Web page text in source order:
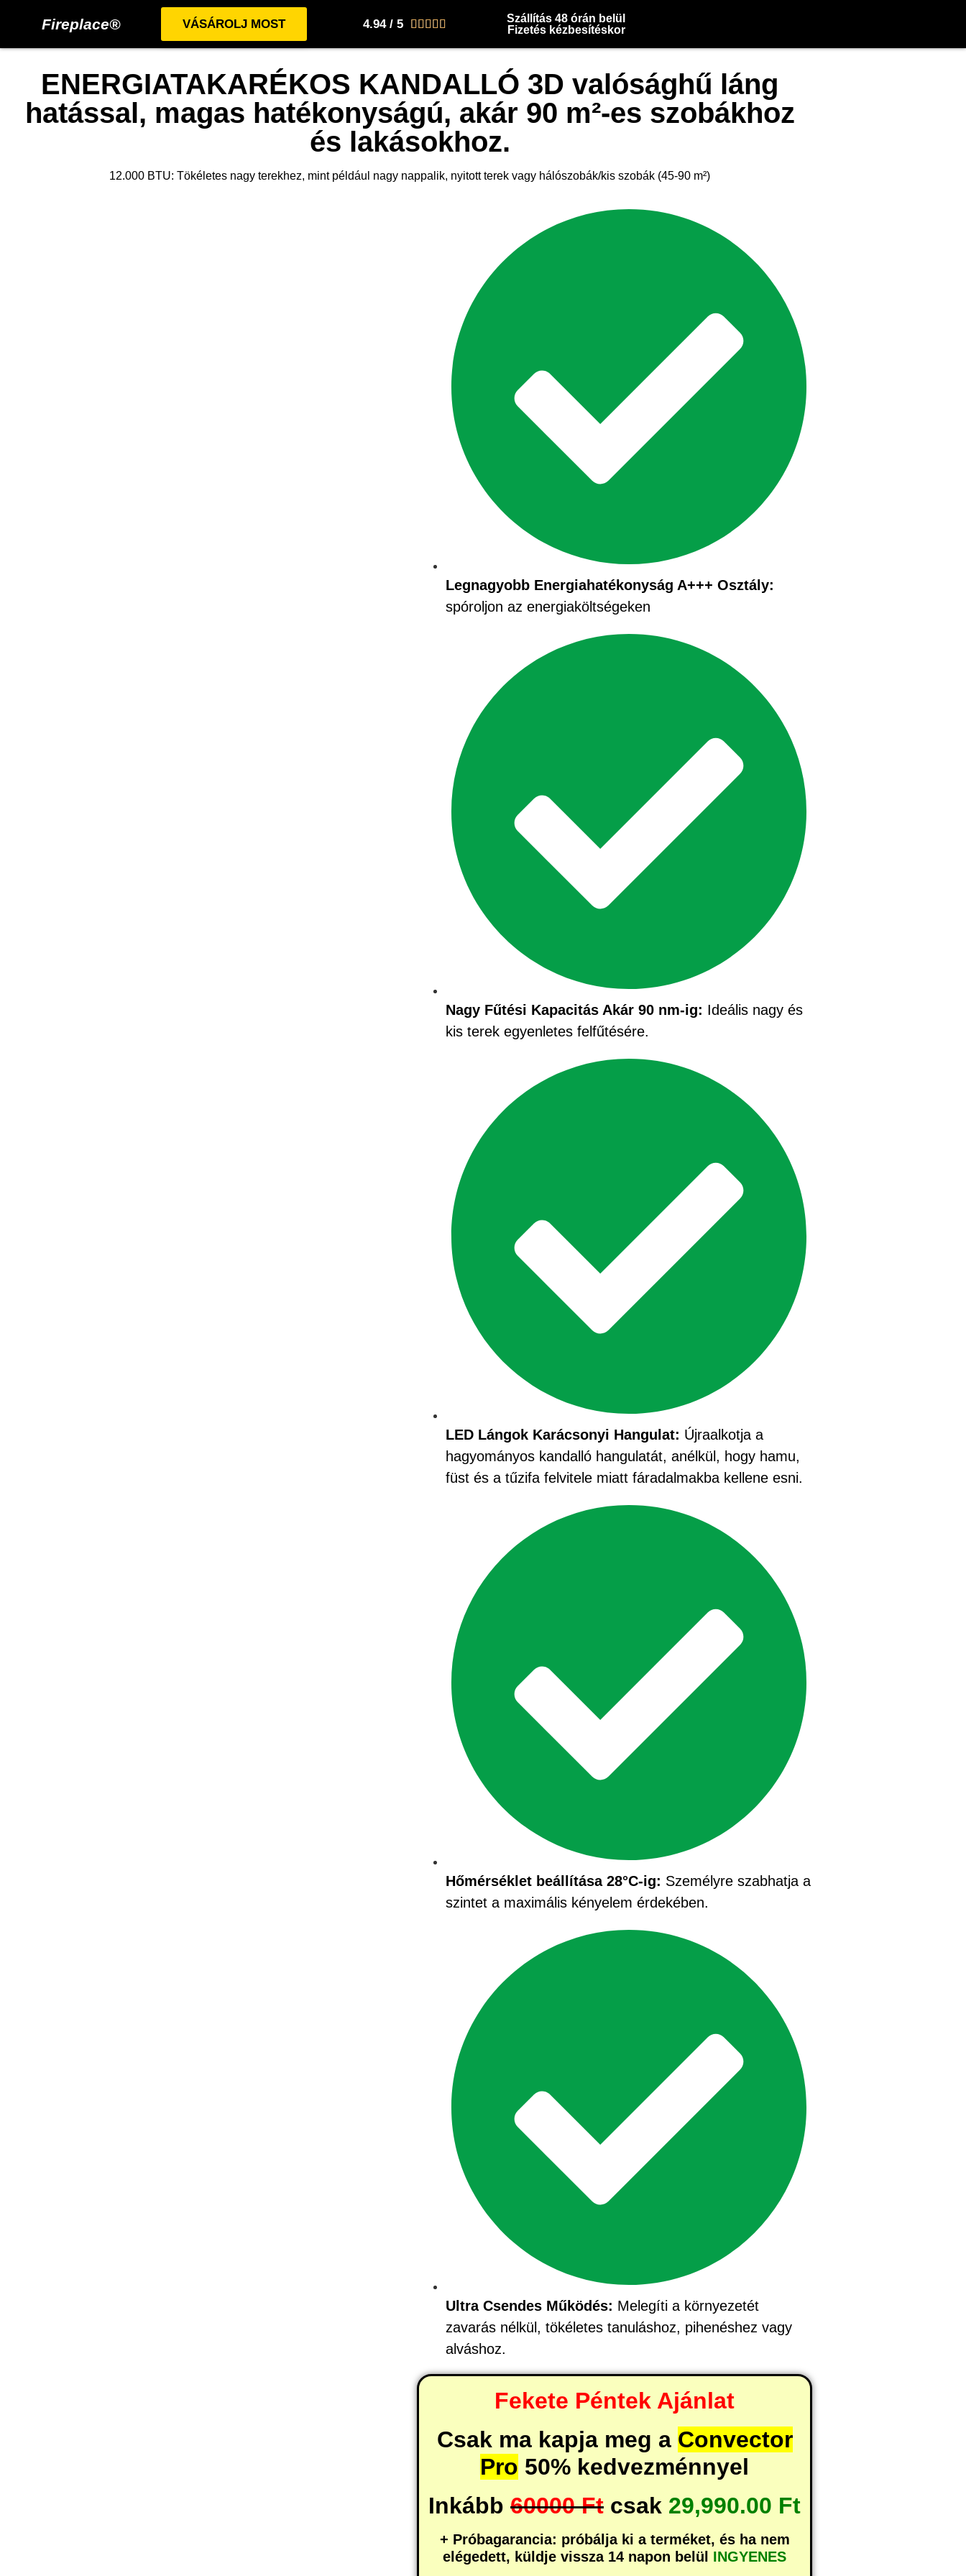
Fireplace® VÁSÁROLJ MOST 4.94 / 5     
Szállítás 48 órán belül
Fizetés kézbesítéskor
ENERGIATAKARÉKOS KANDALLÓ 3D valósághű láng
hatással, magas hatékonyságú, akár 90 m²-es szobákhoz
és lakásokhoz.
12.000 BTU: Tökéletes nagy terekhez, mint például nagy nappalik, nyitott terek vagy hálószobák/kis szobák (45-90 m²)
Legnagyobb Energiahatékonyság A+++ Osztály:
spóroljon az energiaköltségeken
Nagy Fűtési Kapacitás Akár 90 nm-ig: Ideális nagy és
kis terek egyenletes felfűtésére.
LED Lángok Karácsonyi Hangulat: Újraalkotja a
hagyományos kandalló hangulatát, anélkül, hogy hamu,
füst és a tűzifa felvitele miatt fáradalmakba kellene esni.
Hőmérséklet beállítása 28°C-ig: Személyre szabhatja a
szintet a maximális kényelem érdekében.
Ultra Csendes Működés: Melegíti a környezetét
zavarás nélkül, tökéletes tanuláshoz, pihenéshez vagy
alváshoz.
Fekete Péntek Ajánlat
Csak ma kapja meg a Convector
Pro 50% kedvezménnyel
Inkább 60000 Ft csak 29,990.00 Ft
+ Próbagarancia: próbálja ki a terméket, és ha nem
elégedett, küldje vissza 14 napon belül INGYENES